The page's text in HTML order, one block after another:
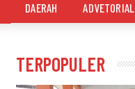
DAERAH ADVETORIAL
TERPOPULER